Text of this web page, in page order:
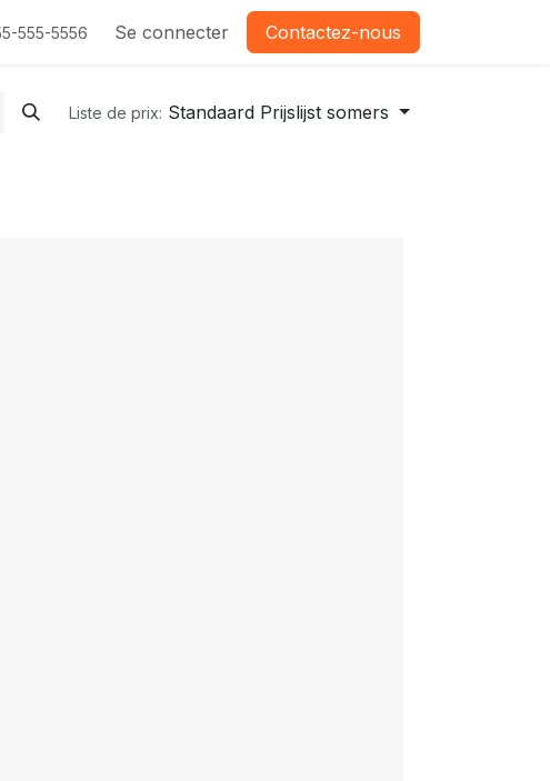
555-5556 Se connecter Contactez-nous
Liste de prix: Standaard Prijslijst somers